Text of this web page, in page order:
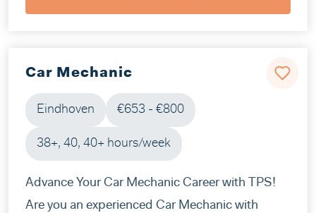
Car Mechanic
Eindhoven €653 - €800
38+, 40, 40+ hours/week
Advance Your Car Mechanic Career with TPS!
Are you an experienced Car Mechanic with